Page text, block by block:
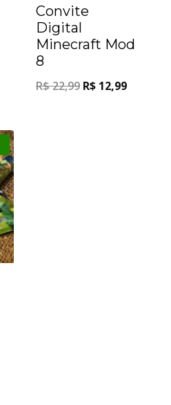
Convite
Digital
Minecraft Mod
8
R$22,99 R$ 12,99